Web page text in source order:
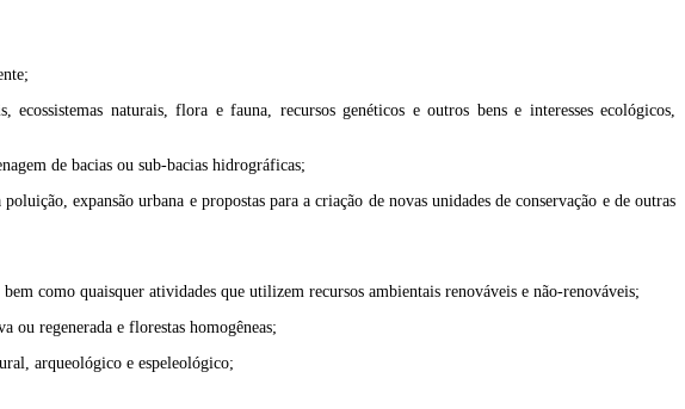
naturais, flora e fauna, recursos genéticos e outros bens e interesses ecológicos,
de bacias ou sub-bacias hidrográficas;
expansão urbana e propostas para a criação de novas unidades de conservação e de outras
como quaisquer atividades que utilizem recursos ambientais renováveis e não-renováveis;
ou regenerada e florestas homogêneas;
arqueológico e espeleológico;